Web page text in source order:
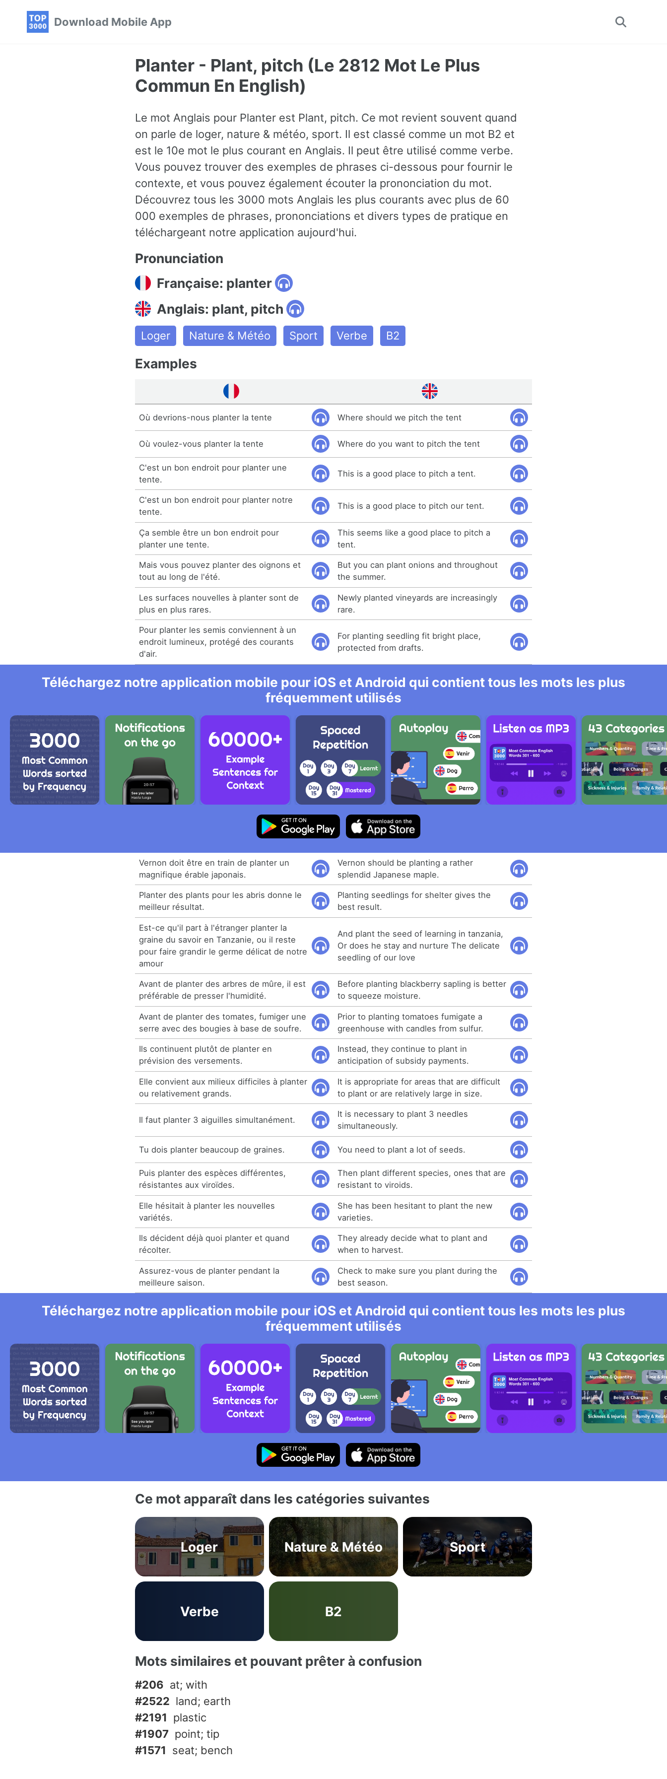
Download Mobile App
Toggle
Planter - Plant, pitch (Le 2812 Mot Le Plus
Commun En English)
Le mot Anglais pour Planter est Plant, pitch. Ce mot revient souvent quand
on parle de loger, nature & météo, sport. Il est classé comme un mot B2 et
est le 10e mot le plus courant en Anglais. Il peut être utilisé comme verbe.
Vous pouvez trouver des exemples de phrases ci-dessous pour fournir le
contexte, et vous pouvez également écouter la prononciation du mot.
Découvrez tous les 3000 mots Anglais les plus courants avec plus de 60
000 exemples de phrases, prononciations et divers types de pratique en
téléchargeant notre application aujourd'hui.
Pronunciation
Française: planter
Anglais: plant, pitch
Loger Nature & Météo Sport Verbe B2
Examples
Où devrions-nous planter la tente Where should we pitch the tent
Où voulez-vous planter la tente Where do you want to pitch the tent
C'est un bon endroit pour planter une
tente.
This is a good place to pitch a tent.
C'est un bon endroit pour planter notre
tente.
This is a good place to pitch our tent.
Ça semble être un bon endroit pour
planter une tente.
This seems like a good place to pitch a
tent.
Mais vous pouvez planter des oignons et
tout au long de l'été.
But you can plant onions and throughout
the summer.
Les surfaces nouvelles à planter sont de
plus en plus rares.
Newly planted vineyards are increasingly
rare.
Pour planter les semis conviennent à un
endroit lumineux, protégé des courants
d'air.
For planting seedling fit bright place,
protected from drafts.
Téléchargez notre application mobile pour iOS et Android qui contient tous les mots les plus
fréquemment utilisés
Vernon doit être en train de planter un
magnifique érable japonais.
Vernon should be planting a rather
splendid Japanese maple.
Planter des plants pour les abris donne le
meilleur résultat.
Planting seedlings for shelter gives the
best result.
Est-ce qu'il part à l'étranger planter la
graine du savoir en Tanzanie, ou il reste
pour faire grandir le germe délicat de notre
amour
And plant the seed of learning in tanzania,
Or does he stay and nurture The delicate
seedling of our love
Avant de planter des arbres de mûre, il est
préférable de presser l'humidité.
Before planting blackberry sapling is better
to squeeze moisture.
Avant de planter des tomates, fumiger une
serre avec des bougies à base de soufre.
Prior to planting tomatoes fumigate a
greenhouse with candles from sulfur.
Ils continuent plutôt de planter en
prévision des versements.
Instead, they continue to plant in
anticipation of subsidy payments.
Elle convient aux milieux difficiles à planter
ou relativement grands.
It is appropriate for areas that are difficult
to plant or are relatively large in size.
Il faut planter 3 aiguilles simultanément.
It is necessary to plant 3 needles
simultaneously.
Tu dois planter beaucoup de graines. You need to plant a lot of seeds.
Puis planter des espèces différentes,
résistantes aux viroïdes.
Then plant different species, ones that are
resistant to viroids.
Elle hésitait à planter les nouvelles
variétés.
She has been hesitant to plant the new
varieties.
Ils décident déjà quoi planter et quand
récolter.
They already decide what to plant and
when to harvest.
Assurez-vous de planter pendant la
meilleure saison.
Check to make sure you plant during the
best season.
Téléchargez notre application mobile pour iOS et Android qui contient tous les mots les plus
fréquemment utilisés
Ce mot apparaît dans les catégories suivantes
Loger Nature & Météo Sport
Verbe B2
Mots similaires et pouvant prêter à confusion
#206 at; with
#2522 land; earth
#2191 plastic
#1907 point; tip
#1571 seat; bench